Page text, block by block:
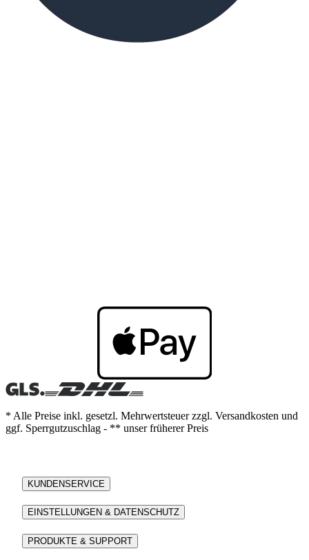
* Alle Preise inkl. gesetzl. Mehrwertsteuer zzgl. Versandkosten und
ggf. Sperrgutzuschlag - ** unser früherer Preis
KUNDENSERVICE
EINSTELLUNGEN & DATENSCHUTZ
PRODUKTE & SUPPORT